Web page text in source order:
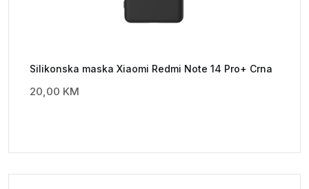
Silikonska maska Xiaomi Redmi Note 14 Pro+ Crna
20,00 KM